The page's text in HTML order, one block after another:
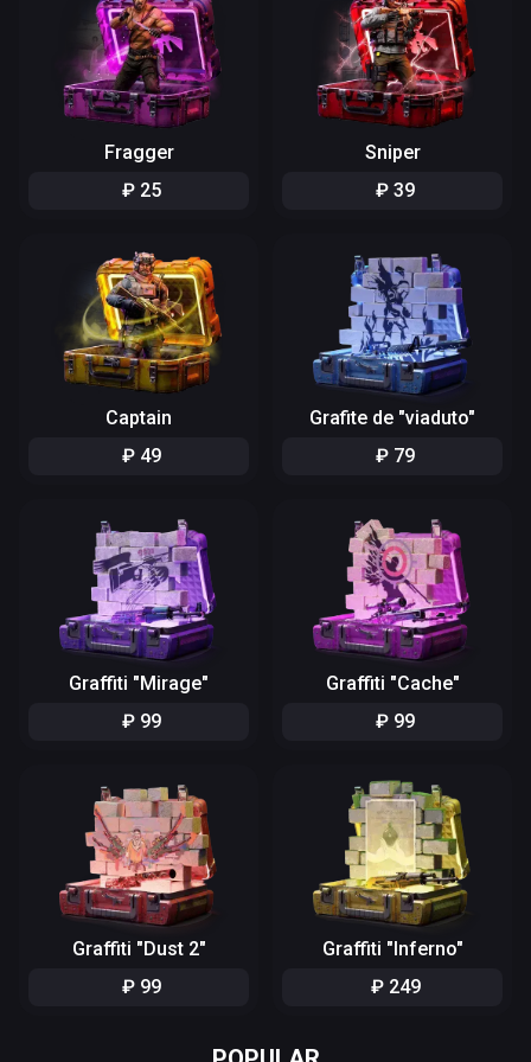
Fragger
₽ 25
Sniper
₽ 39
Captain
₽ 49
Grafite de "viaduto"
₽ 79
Graffiti "Mirage"
₽ 99
Graffiti "Cache"
₽ 99
Graffiti "Dust 2"
₽ 99
Graffiti "Inferno"
₽ 249